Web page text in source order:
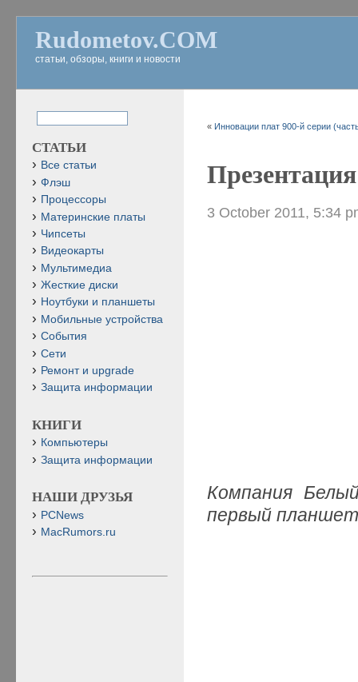
Rudometov.COM
статьи, обзоры, книги и новости
« Инновации плат 900-й серии
3 October 2011, 5:34
Компания
первый
СТАТЬИ
Все статьи
Флэш
Процессоры
Материнские платы
Чипсеты
Видеокарты
Мультимедиа
Жесткие диски
Ноутбуки и планшеты
Мобильные устройства
События
Сети
Ремонт и upgrade
Защита информации
КНИГИ
Компьютеры
Защита информации
НАШИ ДРУЗЬЯ
PCNews
MacRumors.ru